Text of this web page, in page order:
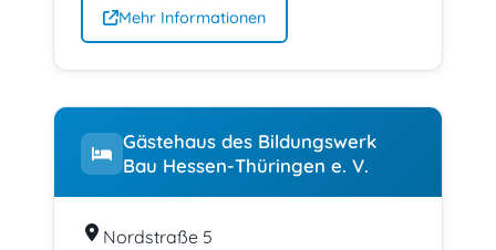
Mehr Informationen
Gästehaus des Bildungswerk
Bau Hessen-Thüringen e. V.
Nordstraße 5